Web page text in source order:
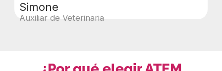
Simone
Auxiliar de Veterinaria